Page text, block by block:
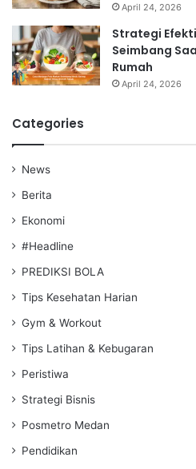
April 24, 2026
Strategi
Seimbang
Rumah
April 24, 2026
Categories
News
Berita
Ekonomi
#Headline
PREDIKSI BOLA
Tips Kesehatan Harian
Gym & Workout
Tips Latihan & Kebugaran
Peristiwa
Strategi Bisnis
Posmetro Medan
Pendidikan